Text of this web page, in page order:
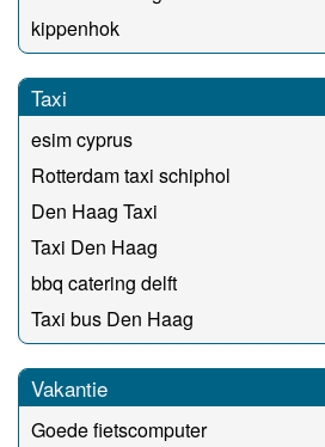
kippenhok
Taxi
esim cyprus
Rotterdam taxi schiphol
Den Haag Taxi
Taxi Den Haag
bbq catering delft
Taxi bus Den Haag
Vakantie
Goede fietscomputer